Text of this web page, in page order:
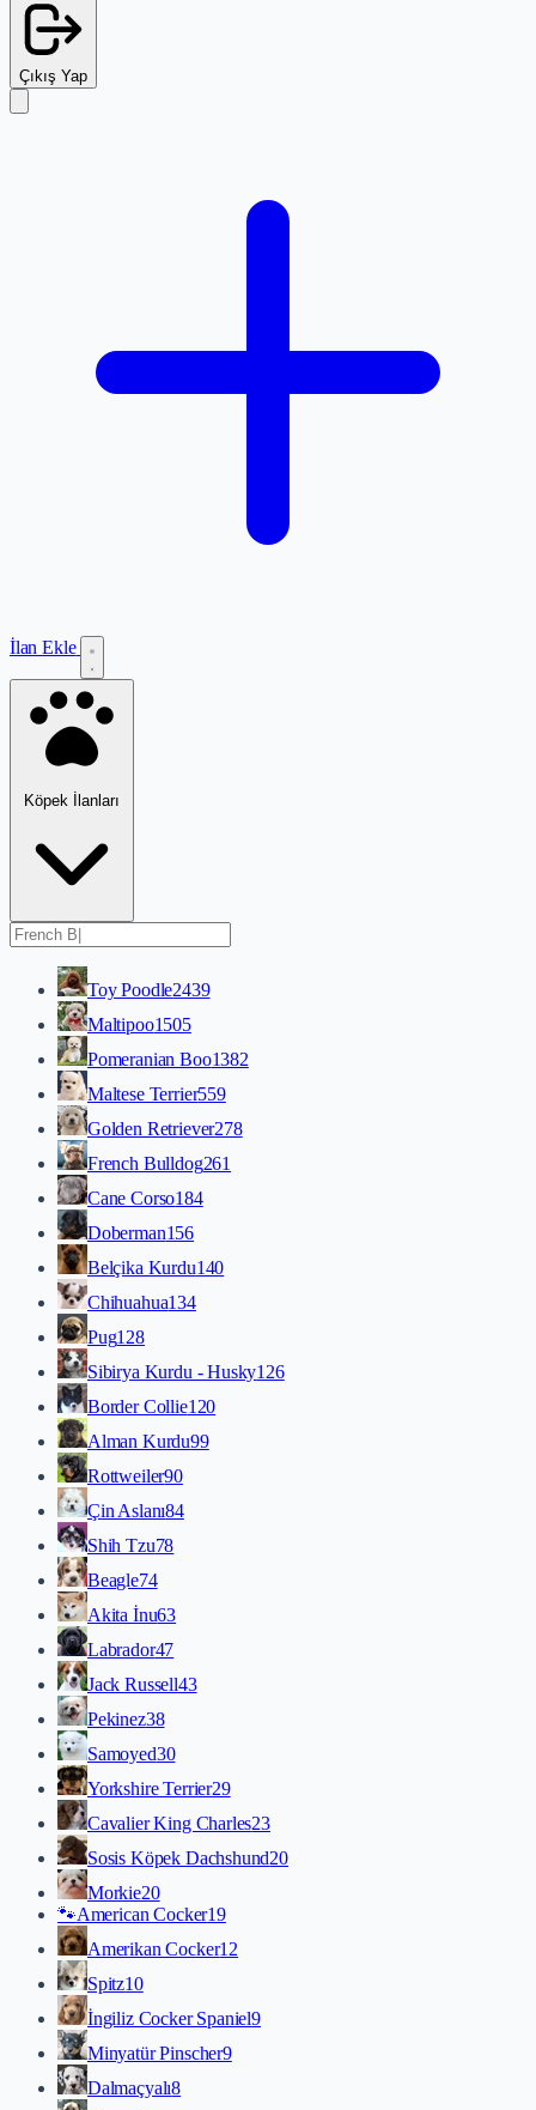
Çıkış Yap
İlan Ekle
Köpek İlanları
Toy Poodle2439
Maltipoo1505
Pomeranian Boo1382
Maltese Terrier559
Golden Retriever278
French Bulldog261
Cane Corso184
Doberman156
Belçika Kurdu140
Chihuahua134
Pug128
Sibirya Kurdu - Husky126
Border Collie120
Alman Kurdu99
Rottweiler90
Çin Aslanı84
Shih Tzu78
Beagle74
Akita İnu63
Labrador47
Jack Russell43
Pekinez38
Samoyed30
Yorkshire Terrier29
Cavalier King Charles23
Sosis Köpek Dachshund20
Morkie20
🐾American Cocker19
Amerikan Cocker12
Spitz10
İngiliz Cocker Spaniel9
Minyatür Pinscher9
Dalmaçyalı8